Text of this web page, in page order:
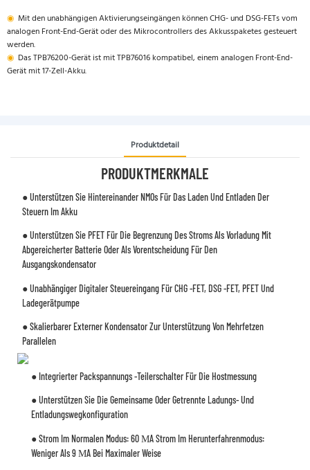
◉ Mit den unabhängigen Aktivierungseingängen können CHG- und DSG-FETs vom
analogen Front-End-Gerät oder des Mikrocontrollers des Akkusspaketes gesteuert
werden.
◉ Das TPB76200-Gerät ist mit TPB76016 kompatibel, einem analogen Front-End-
Gerät mit 17-Zell-Akku.
Produktdetail
PRODUKTMERKMALE
● Unterstützen Sie Hintereinander NMOs Für Das Laden Und Entladen Der
Steuern Im Akku
● Unterstützen Sie PFET Für Die Begrenzung Des Stroms Als Vorladung Mit
Abgereicherter Batterie Oder Als Vorentscheidung Für Den
Ausgangskondensator
● Unabhängiger Digitaler Steuereingang Für CHG -FET, DSG -FET, PFET Und
Ladegerätpumpe
● Skalierbarer Externer Kondensator Zur Unterstützung Von Mehrfetzen
Parallelen
● Integrierter Packspannungs -Teilerschalter Für Die Hostmessung
● Unterstützen Sie Die Gemeinsame Oder Getrennte Ladungs- Und
Entladungswegkonfiguration
● Strom Im Normalen Modus: 60 ΜA Strom Im Herunterfahrenmodus:
Weniger Als 9 ΜA Bei Maximaler Weise